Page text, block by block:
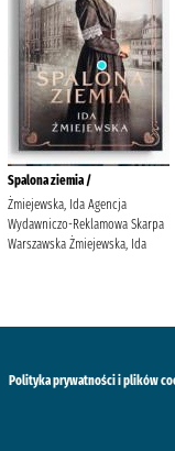
Spalona ziemia /
Żmiejewska, Ida Agencja
Wydawniczo-Reklamowa Skarpa
Warszawska Żmiejewska, Ida
Polityka prywatności i plików